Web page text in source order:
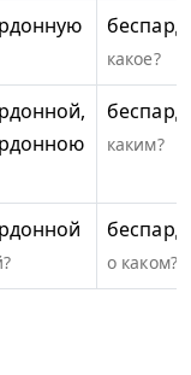
какое?
каким?
о каком?